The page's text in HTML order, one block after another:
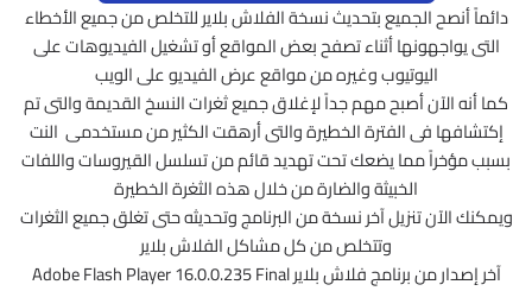
دائماً أنصح الجميع بتحديث نسخة الفلاش بلاير للتخلص من جميع الأخطاء
التى يواجهونها أثناء تصفح بعض المواقع أو تشغيل الفيديوهات على
اليوتيوب وغيره من مواقع عرض الفيديو على الويب
كما أنه الآن أصبح مهم جداً لإغلاق جميع ثغرات النسخ القديمة والتى تم
إكتشافها فى الفترة الخطيرة والتى أرهقت الكثير من مستخدمى النت
بسبب مؤخراً مما يضعك تحت تهديد قائم من تسلسل القيروسات واللفات
الخبيثة والضارة من خلال هذه الثغرة الخطيرة
ويمكنك الآن تنزيل آخر نسخة من البرنامج وتحديثه حتى تغلق جميع الثغرات
وتتخلص من كل مشاكل الفلاش بلاير
آخر إصدار من برنامج فلاش بلاير Adobe Flash Player 16.0.0.235 Final